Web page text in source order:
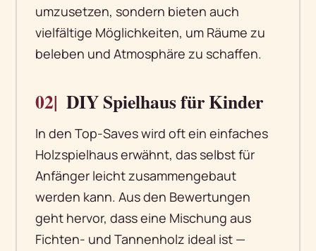
umzusetzen, sondern bieten auch
vielfältige Möglichkeiten, um Räume zu
beleben und Atmosphäre zu schaffen.
02| DIY Spielhaus für Kinder
In den Top-Saves wird oft ein einfaches
Holzspielhaus erwähnt, das selbst für
Anfänger leicht zusammengebaut
werden kann. Aus den Bewertungen
geht hervor, dass eine Mischung aus
Fichten- und Tannenholz ideal ist —